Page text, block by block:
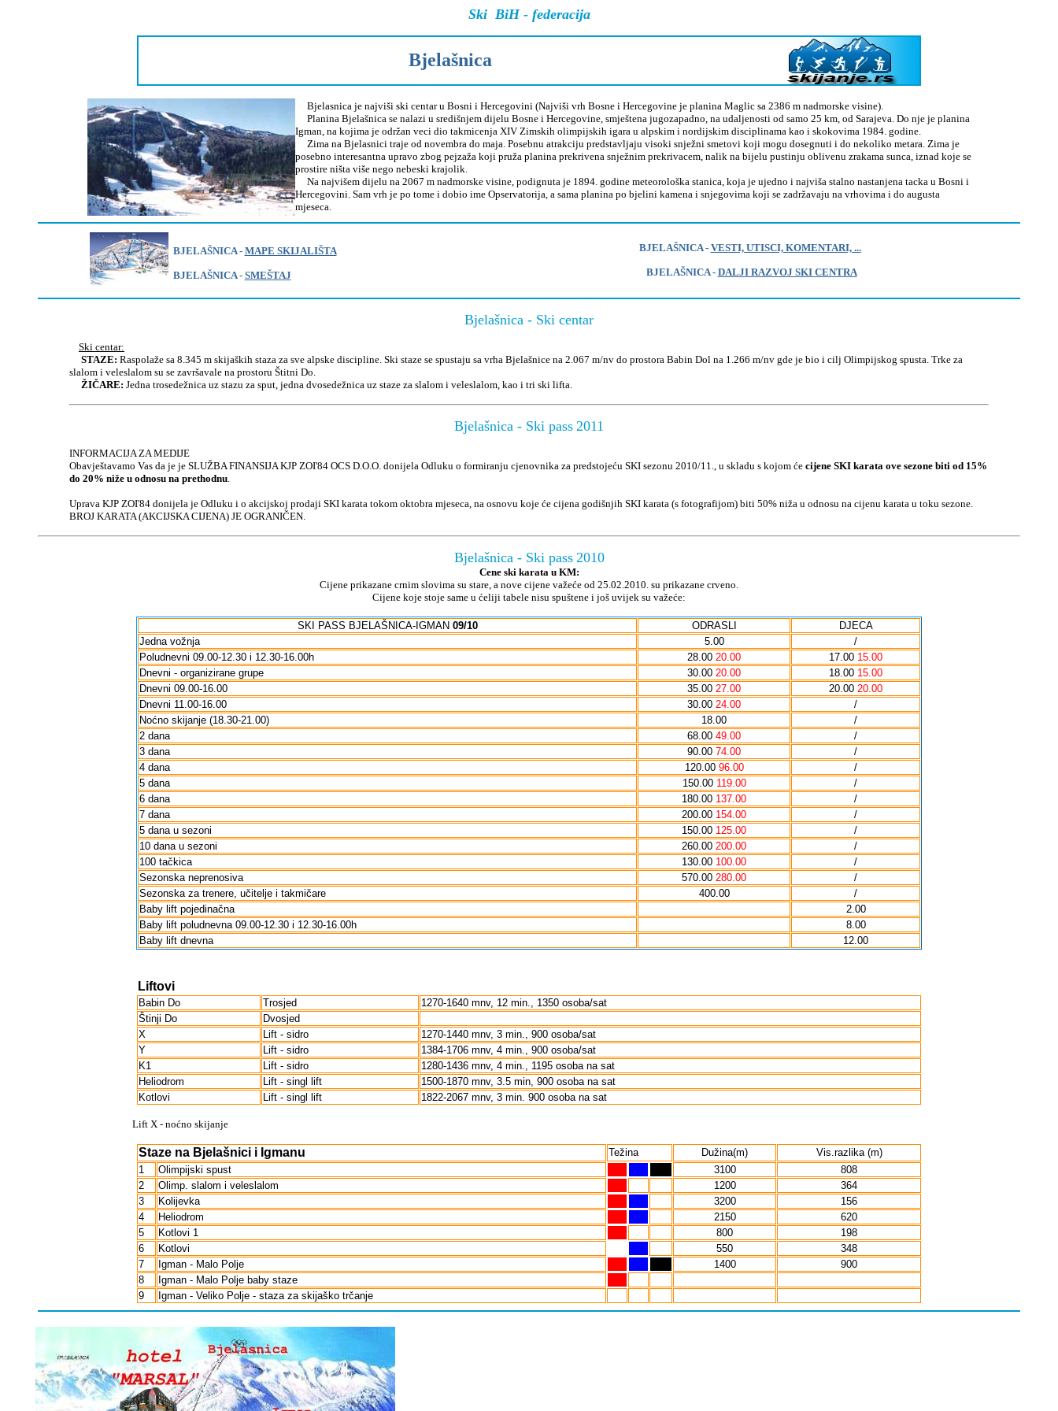
Ski BiH - federacija
Bjelašnica
Bjelasnica je najviši ski centar u Bosni i Hercegovini (Najviši vrh Bosne i Hercegovine je planina Maglic sa 2386 m nadmorske visine).
Planina Bjelašnica se nalazi u središnjem dijelu Bosne i Hercegovine, smještena jugozapadno, na udaljenosti od samo 25 km, od Sarajeva. Do nje je planina
Igman, na kojima je održan veci dio takmicenja XIV Zimskih olimpijskih igara u alpskim i nordijskim disciplinama kao i skokovima 1984. godine.
Zima na Bjelasnici traje od novembra do maja. Posebnu atrakciju predstavljaju visoki snježni smetovi koji mogu dosegnuti i do nekoliko metara. Zima je
posebno interesantna upravo zbog pejzaža koji pruža planina prekrivena snježnim prekrivacem, nalik na bijelu pustinju oblivenu zrakama sunca, iznad koje se
prostire ništa više nego nebeski krajolik.
Na najvišem dijelu na 2067 m nadmorske visine, podignuta je 1894. godine meteorološka stanica, koja je ujedno i najviša stalno nastanjena tacka u Bosni i
Hercegovini. Sam vrh je po tome i dobio ime Opservatorija, a sama planina po bjelini kamena i snjegovima koji se zadržavaju na vrhovima i do augusta
mjeseca.
BJELAŠNICA - MAPE SKIJALIŠTA
BJELAŠNICA - SMEŠTAJ
BJELAŠNICA - VESTI, UTISCI, KOMENTARI, ...
BJELAŠNICA - DALJI RAZVOJ SKI CENTRA
Bjelašnica - Ski centar
Ski centar:
STAZE: Raspolaže sa 8.345 m skijaških staza za sve alpske discipline. Ski staze se spustaju sa vrha Bjelašnice na 2.067 m/nv do prostora Babin Dol na 1.266 m/nv gde je bio i cilj Olimpijskog spusta. Trke za
slalom i veleslalom su se završavale na prostoru Štitni Do.
ŽIČARE: Jedna trosedežnica uz stazu za sput, jedna dvosedežnica uz staze za slalom i veleslalom, kao i tri ski lifta.
Bjelašnica - Ski pass 2011
INFORMACIJA ZA MEDIJE
Obavještavamo Vas da je je SLUŽBA FINANSIJA KJP ZOI'84 OCS D.O.O. donijela Odluku o formiranju cjenovnika za predstojeću SKI sezonu 2010/11., u skladu s kojom će cijene SKI karata ove sezone biti od 15%
do 20% niže u odnosu na prethodnu.
Uprava KJP ZOI'84 donijela je Odluku i o akcijskoj prodaji SKI karata tokom oktobra mjeseca, na osnovu koje će cijena godišnjih SKI karata (s fotografijom) biti 50% niža u odnosu na cijenu karata u toku sezone.
BROJ KARATA (AKCIJSKA CIJENA) JE OGRANIČEN.
Bjelašnica - Ski pass 2010
Cene ski karata u KM:
Cijene prikazane crnim slovima su stare, a nove cijene važeće od 25.02.2010. su prikazane crveno.
Cijene koje stoje same u ćeliji tabele nisu spuštene i još uvijek su važeće:
SKI PASS BJELAŠNICA-IGMAN 09/10 ODRASLI
DJECA
Jedna vožnja
5.00
/
Poludnevni 09.00-12.30 i 12.30-16.00h
28.00 20.00 17.00 15.00
Dnevni - organizirane grupe
30.00 20.00 18.00 15.00
Dnevni 09.00-16.00
35.00 27.00 20.00 20.00
Dnevni 11.00-16.00
30.00 24.00
/
Noćno skijanje (18.30-21.00)
18.00
/
2 dana
68.00 49.00
/
3 dana
90.00 74.00
/
4 dana
120.00 96.00
/
5 dana
150.00 119.00
/
6 dana
180.00 137.00
/
7 dana
200.00 154.00
/
5 dana u sezoni
150.00 125.00
/
10 dana u sezoni
260.00 200.00
/
100 tačkica
130.00 100.00
/
Sezonska neprenosiva
570.00 280.00
/
Sezonska za trenere, učitelje i takmičare
400.00
/
Baby lift pojedinačna
2.00
Baby lift poludnevna 09.00-12.30 i 12.30-16.00h
8.00
Baby lift dnevna
12.00
Liftovi
Babin Do Trosjed
1270-1640 mnv, 12 min., 1350 osoba/sat
Štinji Do
Dvosjed
X
Lift - sidro
1270-1440 mnv, 3 min., 900 osoba/sat
Y
Lift - sidro
1384-1706 mnv, 4 min., 900 osoba/sat
K1
Lift - sidro
1280-1436 mnv, 4 min., 1195 osoba na sat
Heliodrom
Lift - singl lift
1500-1870 mnv, 3.5 min, 900 osoba na sat
Kotlovi
Lift - singl lift 1822-2067 mnv, 3 min. 900 osoba na sat
Lift X - noćno skijanje
Staze na Bjelašnici i Igmanu Težina Dužina(m)
Vis.razlika (m)
1
Olimpijski spust 3100
808
2
Olimp. slalom i veleslalom 1200
364
3
Kolijevka 3200
156
4
Heliodrom 2150
620
5
Kotlovi 1 800
198
6
Kotlovi 550
348
7
Igman - Malo Polje 1400
900
8
Igman - Malo Polje baby staze
9
Igman - Veliko Polje - staza za skijaško trčanje